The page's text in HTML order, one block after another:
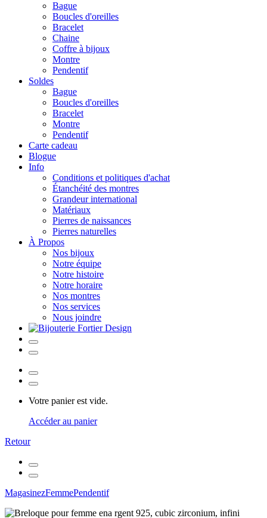
Bague
Boucles d'oreilles
Bracelet
Chaine
Coffre à bijoux
Montre
Pendentif
Soldes
Bague
Boucles d'oreilles
Bracelet
Montre
Pendentif
Carte cadeau
Blogue
Info
Conditions et politiques d'achat
Étanchéité des montres
Grandeur international
Matériaux
Pierres de naissances
Pierres naturelles
À Propos
Nos bijoux
Notre équipe
Notre histoire
Notre horaire
Nos montres
Nos services
Nous joindre
Votre panier est vide.
Accéder au panier
Retour
MagasinezFemmePendentif